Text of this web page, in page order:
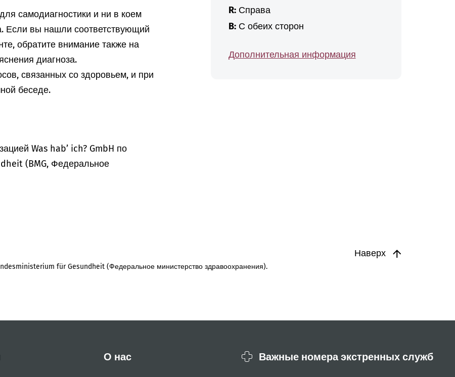
самодиагностики и ни в коем
Если вы нашли соответствующий
обратите внимание также на
диагноза.
связанных со здоровьем, и при
беседе.
Was hab’ ich? GmbH по
(BMG, Федеральное
R:Справа
B:С обеих сторон
Дополнительная информация
Наверх
für Gesundheit (Федеральное министерство здравоохранения).
О нас Важные номера экстренных служб